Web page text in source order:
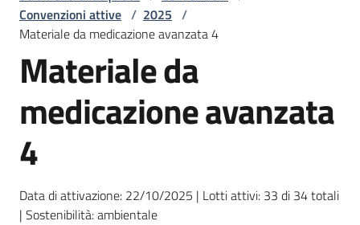
Bandi
strumenti
di
acquisto
Convenzioni attive / 2025 /
Materiale da medicazione avanzata 4
Materiale da
medicazione avanzata
4
Data di attivazione: 22/10/2025 | Lotti attivi: 33 di 34 totali
| Sostenibilità: ambientale